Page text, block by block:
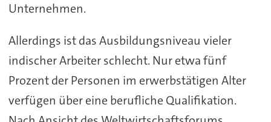
Unternehmen.
Allerdings ist das Ausbildungsniveau vieler
indischer Arbeiter schlecht. Nur etwa fünf
Prozent der Personen im erwerbstätigen Alter
verfügen über eine berufliche Qualifikation.